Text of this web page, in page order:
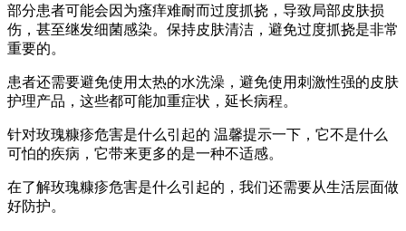
部分患者可能会因为瘙痒难耐而过度抓挠，导致局部皮肤损
伤，甚至继发细菌感染。保持皮肤清洁，避免过度抓挠是非常
重要的。
患者还需要避免使用太热的水洗澡，避免使用刺激性强的皮肤
护理产品，这些都可能加重症状，延长病程。
针对玫瑰糠疹危害是什么引起的 温馨提示一下，它不是什么
可怕的疾病，它带来更多的是一种不适感。
在了解玫瑰糠疹危害是什么引起的，我们还需要从生活层面做
好防护。